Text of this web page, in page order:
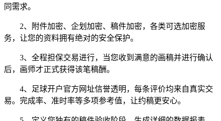
同需求。
2、附件加密、企划加密、稿件加密，各类可选加密服
务，让您的资料拥有绝对的安全保护。
3、全程担保交易进行，当您收到满意的画稿并进行确认
后，画师才正式获得该笔稿酬。
4、足球开户官方网址信誉透明，每条评价均来自真实交
易。完成率、准时率等多项参考值，让约稿更安心。